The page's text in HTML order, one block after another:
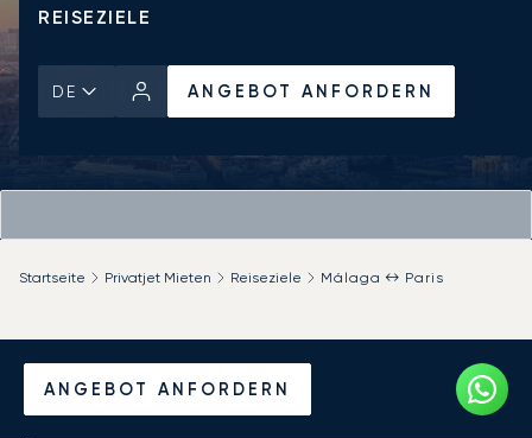
REISEZIELE
DE ANGEBOT ANFORDERN
ANGEBOT ANFORDERN
Startseite Privatjet Mieten Reiseziele Málaga ↔ Paris
Mieten Sie einen Privatjet
zwischen Malaga und